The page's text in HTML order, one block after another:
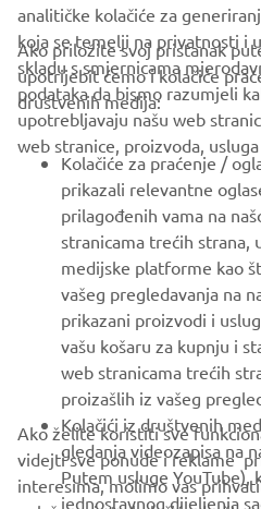
CORPORATE
FOR BUSINESS
MORE YAMAHA
SUPPORT
BILTEN
Budite prvi koji će saznati o
događajima, novim izdanjima i još
analitičke kolačiće za
koja se temelji na privatnosti i u
skladu s smjernicama
podataka da bismo razumjeli
upotrebljavaju našu web
web stranice, proizvoda,
Ako priložite svoj pristanak
upotrijebit ćemo i kolačiće
društvenih medija:
Kolačiće za praćenje /
prikazali relevantne
prilagođenih vama na
stranicama trećih strana,
medijske platforme kao
vašeg pregledavanja na
prikazani proizvodi i
vašu košaru za kupnju i
web stranicama trećih
proizašlih iz vašeg
Kolačići iz društvenih
gledanja videozapisa na
Putem usluge YouTube),
jednostavnog dijeljenja
Ako želite koristiti sve
videjti sve ponude i reklame
interesima, molimo vas